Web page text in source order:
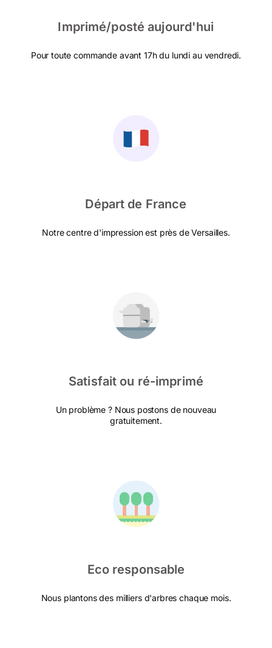
Imprimé/posté aujourd'hui
Pour toute commande avant 17h du lundi au vendredi.
Départ de France
Notre centre d'impression est près de Versailles.
Satisfait ou ré-imprimé
Un problème ? Nous postons de nouveau
gratuitement.
Eco responsable
Nous plantons des milliers d'arbres chaque mois.